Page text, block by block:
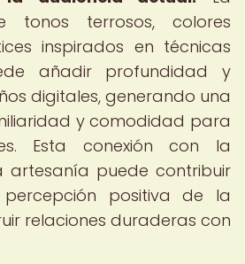
tonos terrosos, colores
inspirados en técnicas
añadir profundidad y
digitales, generando una
y comodidad para
Esta conexión con la
artesanía puede contribuir
positiva de la
relaciones duraderas con